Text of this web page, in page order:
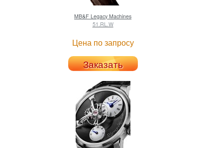
MB&F Legacy Machines
51.RL.W
Цена по запросу
Заказать